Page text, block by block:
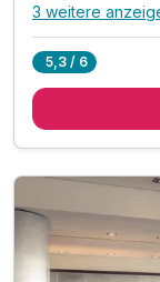
Alle
2 x
inkl. Nutzung
inkl. Stadtplan
WLAN im Hotel
3 weitere
5,3 / 6